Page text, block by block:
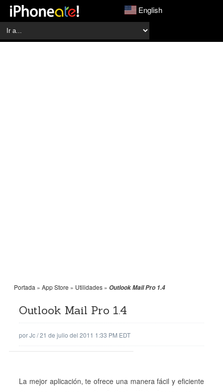
English
Portada » App Store » Utilidades » Outlook Mail Pro 1.4
Outlook Mail Pro 1.4
porJc/21 de julio del 2011 1:33 PM EDT
La mejor aplicación, te ofrece una manera fácil y eficiente